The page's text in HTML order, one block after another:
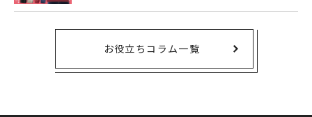
お役立ちコラム一覧